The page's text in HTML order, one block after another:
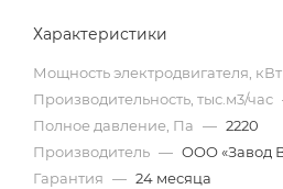
Характеристики
Мощность электродвигателя, кВт
Производительность, тыс.м3/час
Полное давление, Па — 2220
Производитель — OOO
Гарантия — 24 месяца